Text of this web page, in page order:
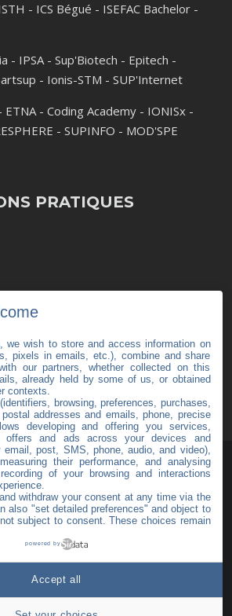
- ICS Bégué - ISEFAC Bachelor -
- IPSA- Sup'Biotech - Epitech -
- Ionis-STM - SUP'Internet
ETNA- Coding Academy - IONISx -
- SUPINFO - MOD'SPE
PRATIQUES
Haut de page
, we wish to store and access information on
pixels in emails, etc.), combine and share
our partners, whether collected on this
already held by some of us, or obtained
contexts.
browsing, preferences, purchases,
addresses and emails, phone, precise
developing and offering you services,
offers and ads across your devices and
email, post, SMS, phone, audio, and video),
their performance, and analysing
of your browsing and interactions
withdraw your consent at any time via the
also "set detailed preferences" and object to
subject to consent. These choices remain
powered by
Accept all